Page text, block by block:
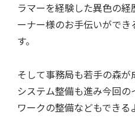
ラマーを経験した異色の
ーナー様のお手伝いがで
す。
そして事務局も若手の森
システム整備も進み今回
ワークの整備などもできる